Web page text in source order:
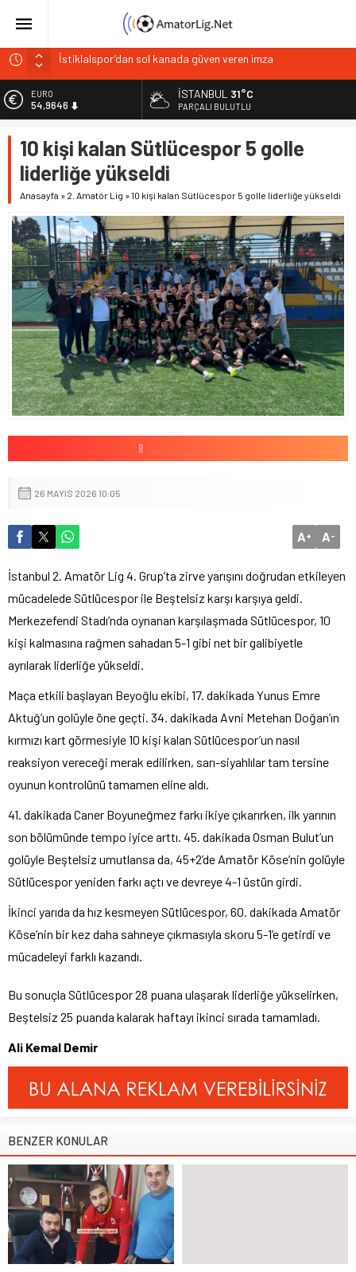
İstiklalspor’dan sol kanada güven veren imza
Paşabahçespor’da sportif direktörlük görevine Mehmet
Şahin getirildi
İstanbul Gençlerbirliği hücum hattını güçlendirdi
Kuzeyin Kaplanları Kaygısız ile yeniden
EURO
54,9646
6.488,95
BİST
13.798,82
47,5939
İSTANBUL 31°C
PARÇALI BULUTLU
10 kişi kalan Sütlücespor 5 golle
liderliğe yükseldi
Anasayfa » 2. Amatör Lig »10 kişi kalan Sütlücespor 5 golle liderliğe yükseldi
26 MAYIS 2026 10:05
A+ A-
İstanbul 2. Amatör Lig 4. Grup’ta zirve yarışını doğrudan etkileyen
mücadelede Sütlücespor ile Beştelsiz karşı karşıya geldi.
Merkezefendi Stadı’nda oynanan karşılaşmada Sütlücespor, 10
kişi kalmasına rağmen sahadan 5-1 gibi net bir galibiyetle
ayrılarak liderliğe yükseldi.
Maça etkili başlayan Beyoğlu ekibi, 17. dakikada Yunus Emre
Aktuğ’un golüyle öne geçti. 34. dakikada Avni Metehan Doğan’ın
kırmızı kart görmesiyle 10 kişi kalan Sütlücespor’un nasıl
reaksiyon vereceği merak edilirken, sarı-siyahlılar tam tersine
oyunun kontrolünü tamamen eline aldı.
41. dakikada Caner Boyuneğmez farkı ikiye çıkarırken, ilk yarının
son bölümünde tempo iyice arttı. 45. dakikada Osman Bulut’un
golüyle Beştelsiz umutlansa da, 45+2’de Amatör Köse’nin golüyle
Sütlücespor yeniden farkı açtı ve devreye 4-1 üstün girdi.
İkinci yarıda da hız kesmeyen Sütlücespor, 60. dakikada Amatör
Köse’nin bir kez daha sahneye çıkmasıyla skoru 5-1’e getirdi ve
mücadeleyi farklı kazandı.
Bu sonuçla Sütlücespor 28 puana ulaşarak liderliğe yükselirken,
Beştelsiz 25 puanda kalarak haftayı ikinci sırada tamamladı.
Ali Kemal Demir
BENZER KONULAR